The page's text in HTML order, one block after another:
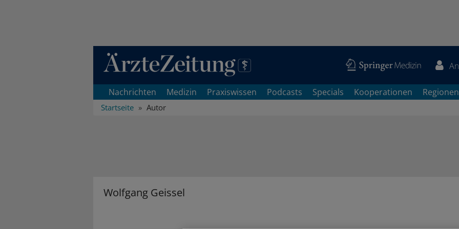
Direkt zum Inhaltsbereich
Nachrichten Medizin Praxiswissen Podcasts Specials Kooperationen Regionen
Startseite Autor
Wolfgang Geissel